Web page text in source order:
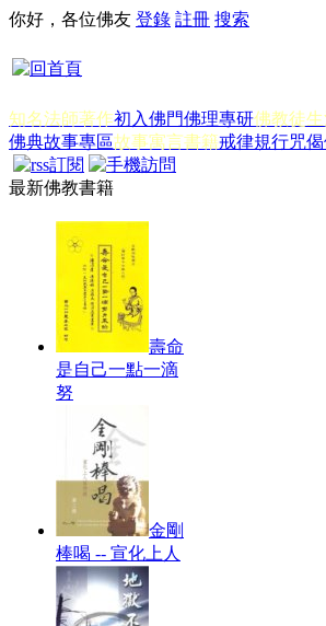
你好，各位佛友 登錄 註冊 搜索
知名法師著作初入佛門佛理專研佛教徒
佛典故事專區故事寓言書籍戒律規行咒
最新佛教書籍
壽命
是自己一點一滴
努
金剛
棒喝 -- 宣化上人